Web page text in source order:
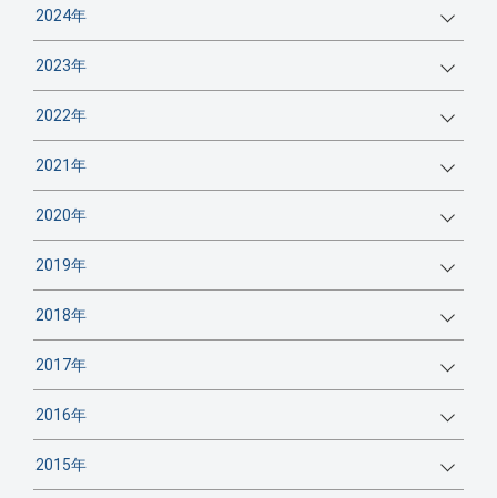
2024年
2023年
2022年
2021年
2020年
2019年
2018年
2017年
2016年
2015年